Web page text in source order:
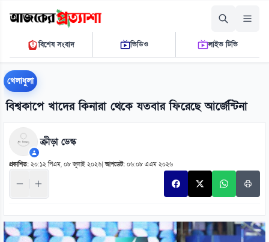
শনিবার, ০৮ আগস্ট ২০২৬
০৫:০১:৫৪ এ.এম.THE DAILY AJKER PROTTASHA
বিশেষ সংবাদ ভিডিও লাইভ টিভি
খেলাধুলা
বিশ্বকাপে খাদের কিনারা থেকে যতবার ফিরেছে আর্জেন্টিনা
ক্রীড়া ডেস্ক
প্রকাশিত: ২০:১২ পিএম, ০৮ জুলাই ২০২৬ |আপডেট: ০৬:০৮ এএম ২০২৬